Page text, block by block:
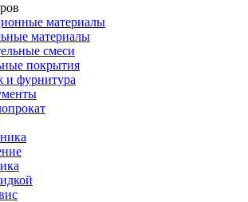
материалы
материалы
смеси
покрытия
и фурнитура